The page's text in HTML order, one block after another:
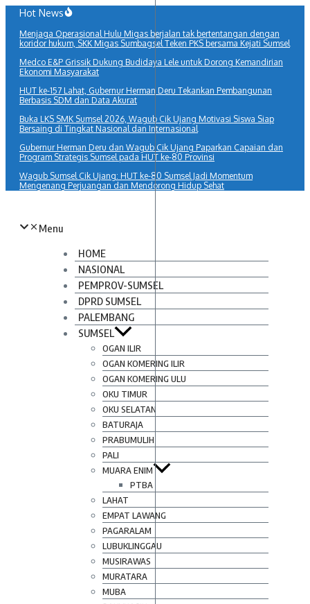
Lewati
konten
Hot News
Menjaga Operasional Hulu Migas berjalan tak bertentangan dengan
koridor hukum, SKK Migas Sumbagsel Teken PKS bersama Kejati Sumsel
Medco E&P Grissik Dukung Budidaya Lele untuk Dorong Kemandirian
Ekonomi Masyarakat
HUT ke-157 Lahat, Gubernur Herman Deru Tekankan Pembangunan
Berbasis SDM dan Data Akurat
Buka LKS SMK Sumsel 2026, Wagub Cik Ujang Motivasi Siswa Siap
Bersaing di Tingkat Nasional dan Internasional
Gubernur Herman Deru dan Wagub Cik Ujang Paparkan Capaian dan
Program Strategis Sumsel pada HUT ke-80 Provinsi
Wagub Sumsel Cik Ujang: HUT ke-80 Sumsel Jadi Momentum
Mengenang Perjuangan dan Mendorong Hidup Sehat
Menu
HOME
NASIONAL
PEMPROV-SUMSEL
DPRD SUMSEL
PALEMBANG
SUMSEL
OGAN ILIR
OGAN KOMERING ILIR
OGAN KOMERING ULU
OKU TIMUR
OKU SELATAN
BATURAJA
PRABUMULIH
PALI
MUARA ENIM
PTBA
LAHAT
EMPAT LAWANG
PAGARALAM
LUBUKLINGGAU
MUSIRAWAS
MURATARA
MUBA